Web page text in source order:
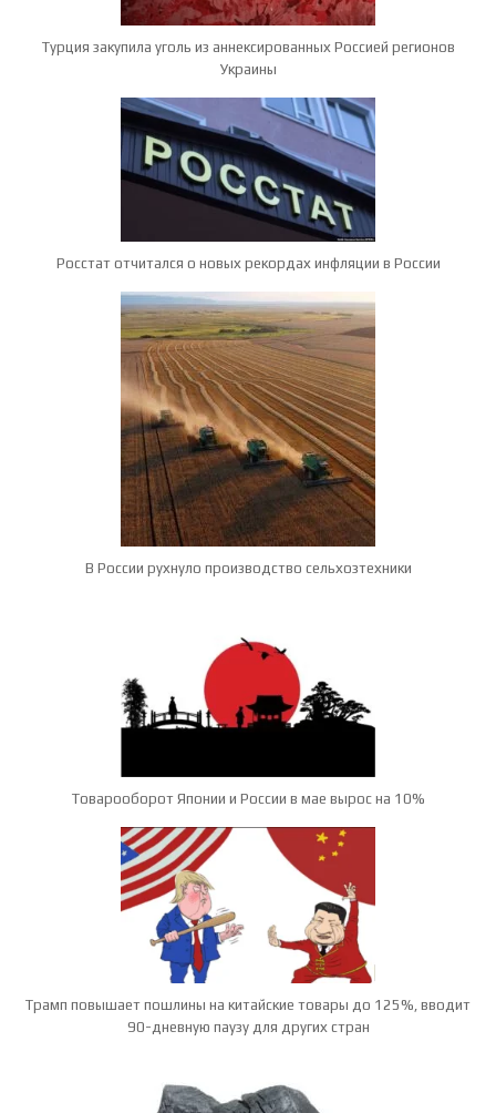
Турция закупила уголь из аннексированных Россией регионов
Украины
Росстат отчитался о новых рекордах инфляции в России
В России рухнуло производство сельхозтехники
Товарооборот Японии и России в мае вырос на 10%
Трамп повышает пошлины на китайские товары до 125%, вводит
90-дневную паузу для других стран